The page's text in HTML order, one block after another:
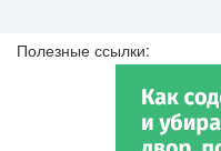
Полезные ссылки: